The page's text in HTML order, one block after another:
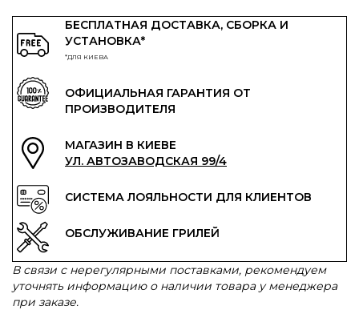
БЕСПЛАТНАЯ ДОСТАВКА, СБОРКА И
УСТАНОВКА*
*ДЛЯ КИЕВА
ОФИЦИАЛЬНАЯ ГАРАНТИЯ ОТ
ПРОИЗВОДИТЕЛЯ
МАГАЗИН В КИЕВЕ
УЛ. АВТОЗАВОДСКАЯ 99/4
СИСТЕМА ЛОЯЛЬНОСТИ ДЛЯ КЛИЕНТОВ
ОБСЛУЖИВАНИЕ ГРИЛЕЙ
В связи с нерегулярными поставками, рекомендуем
уточнять информацию о наличии товара у менеджера
при заказе.